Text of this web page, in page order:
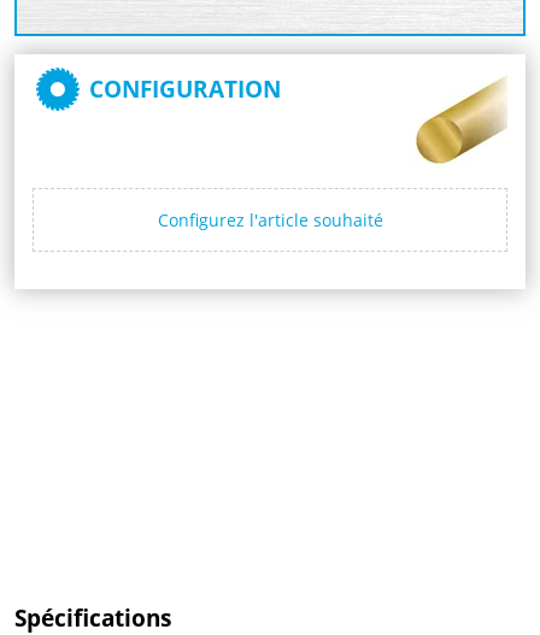
CONFIGURATION
Configurez l'article souhaité
Spécifications